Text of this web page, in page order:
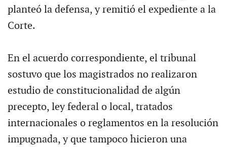
planteó la defensa, y remitió el expediente a la
Corte.
En el acuerdo correspondiente, el tribunal
sostuvo que los magistrados no realizaron
estudio de constitucionalidad de algún
precepto, ley federal o local, tratados
internacionales o reglamentos en la resolución
impugnada, y que tampoco hicieron una